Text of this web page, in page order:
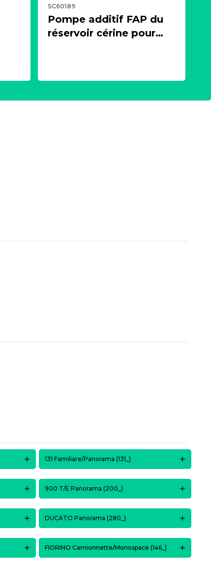
SC60189
Pompe additif FAP du
réservoir cérine pour
131 Familiare/Panorama (131_)
900 T/E Panorama (200_)
DUCATO Panorama (280_)
FIORINO Camionnette/Monospace (146_)